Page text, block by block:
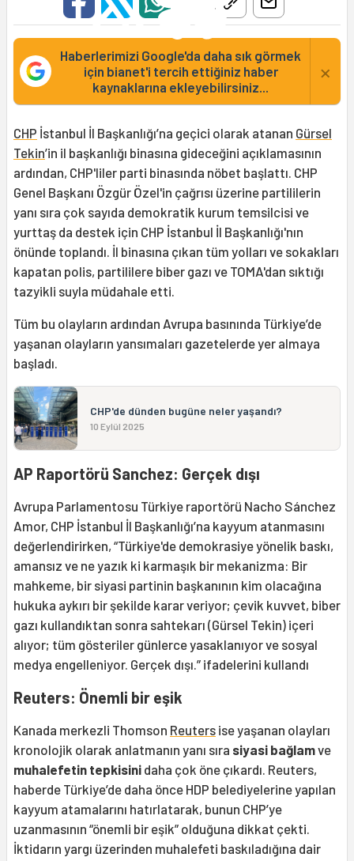
Haberlerimizi Google'da daha sık görmek
için bianet'i tercih ettiğiniz haber
kaynaklarına ekleyebilirsiniz...
×
CHP İstanbul İl Başkanlığı’na geçici olarak atanan Gürsel
Tekin’in il başkanlığı binasına gideceğini açıklamasının
ardından, CHP'liler parti binasında nöbet başlattı. CHP
Genel Başkanı Özgür Özel'in çağrısı üzerine partililerin
yanı sıra çok sayıda demokratik kurum temsilcisi ve
yurttaş da destek için CHP İstanbul İl Başkanlığı'nın
önünde toplandı. İl binasına çıkan tüm yolları ve sokakları
kapatan polis, partililere biber gazı ve TOMA'dan sıktığı
tazyikli suyla müdahale etti.
Tüm bu olayların ardından Avrupa basınında Türkiye’de
yaşanan olayların yansımaları gazetelerde yer almaya
başladı.
CHP'de dünden bugüne neler yaşandı?
10 Eylül 2025
AP Raportörü Sanchez: Gerçek dışı
Avrupa Parlamentosu Türkiye raportörü Nacho Sánchez
Amor, CHP İstanbul İl Başkanlığı’na kayyum atanmasını
değerlendirirken, “Türkiye'de demokrasiye yönelik baskı,
amansız ve ne yazık ki karmaşık bir mekanizma: Bir
mahkeme, bir siyasi partinin başkanının kim olacağına
hukuka aykırı bir şekilde karar veriyor; çevik kuvvet, biber
gazı kullandıktan sonra sahtekarı (Gürsel Tekin) içeri
alıyor; tüm gösteriler günlerce yasaklanıyor ve sosyal
medya engelleniyor. Gerçek dışı.” ifadelerini kullandı
Reuters: Önemli bir eşik
Kanada merkezli Thomson Reuters ise yaşanan olayları
kronolojik olarak anlatmanın yanı sıra siyasi bağlamve
muhalefetin tepkisini daha çok öne çıkardı. Reuters,
haberde Türkiye’de daha önce HDP belediyelerine yapılan
kayyum atamalarını hatırlatarak, bunun CHP’ye
uzanmasının “önemli bir eşik” olduğuna dikkat çekti.
İktidarın yargı üzerinden muhalefeti baskıladığına dair